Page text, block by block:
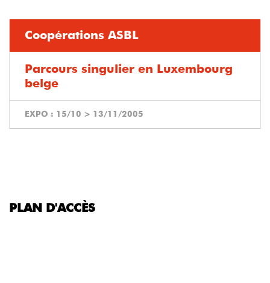
Coopérations ASBL
Parcours singulier en Luxembourg
belge
EXPO : 15/10 > 13/11/2005
PLAN D'ACCÈS